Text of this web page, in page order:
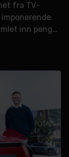
fra TV-
imponerende
inn penger